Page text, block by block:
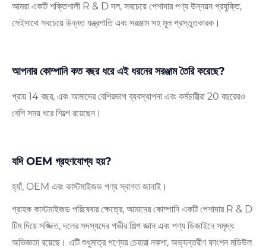
আমরা একটি শক্তিশালী R & D দল, সবচেয়ে পেশাদার পণ্য উন্নয়ন প্রযুক্তি,
সেইসাথে সবচেয়ে উন্নত যন্ত্রপাতি এবং সরঞ্জাম সহ মূল প্রস্তুতকারক।
আপনার কোম্পানি কত বছর ধরে এই ধরনের সরঞ্জাম তৈরি করেছে?
প্রায় 14 বছর, এবং আমাদের বেশিরভাগ ব্যবস্থাপনা এবং কর্মচারীরা 20 বছরেরও
বেশি সময় ধরে শিল্পে রয়েছেন।
যদি OEM গ্রহণযোগ্য হয়?
হ্যাঁ, OEM এবং কাস্টমাইজড পণ্য স্বাগত জানাই।
গ্রাহক কাস্টমাইজড পরিষেবার ক্ষেত্রে, আমাদের কোম্পানি একটি পেশাদার R & D
টিম দিয়ে সজ্জিত, দলের সদস্যদের গভীর শিল্প জ্ঞান এবং পণ্য ডিজাইনে সমৃদ্ধ
অভিজ্ঞতা রয়েছে। এটি শুধুমাত্র পণ্যের চেহারা নকশা, অভ্যন্তরীণ ফাংশন মডিউল